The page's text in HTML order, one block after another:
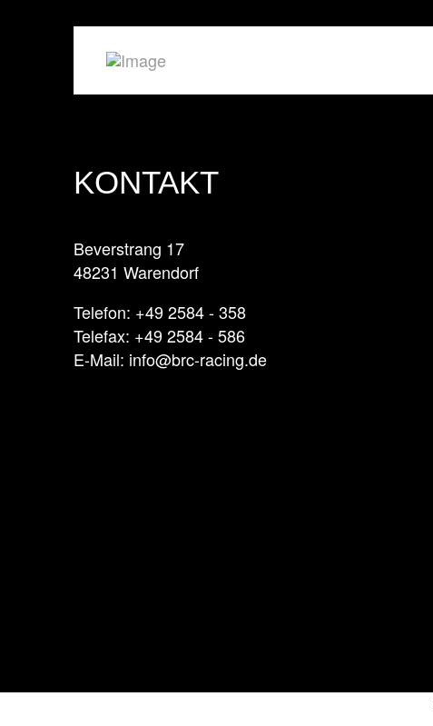
KONTAKT
Beverstrang 17
48231 Warendorf
Telefon: +49 2584 - 358
Telefax: +49 2584 - 586
E-Mail: info@brc-racing.de